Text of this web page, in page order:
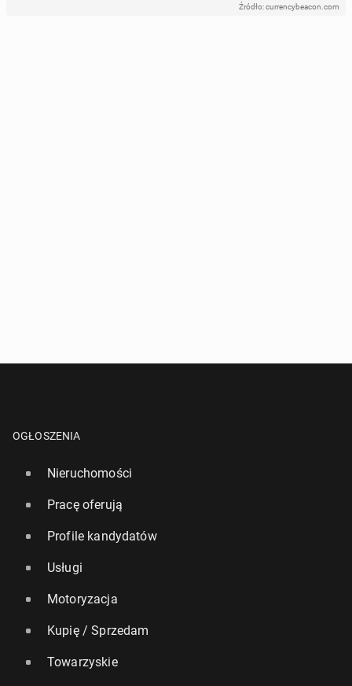
Źródło: currencybeacon.com
OGŁOSZENIA
Nieruchomości
Pracę oferują
Profile kandydatów
Usługi
Motoryzacja
Kupię / Sprzedam
Towarzyskie